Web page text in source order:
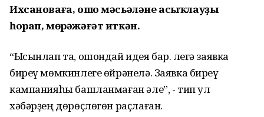
Ихсановаға, ошо мәсьәләне асыҡлауҙы
һорап, мөрәжәғәт иткән.
“Ысынлап та, ошондай идея бар. Әлегә заявка
биреү мөмкинлеге өйрәнелә. Заявка биреү
кампанияһы башланмаған әле”, - тип ул
хәбәрҙең дөрөҫлөгөн раҫлаған.